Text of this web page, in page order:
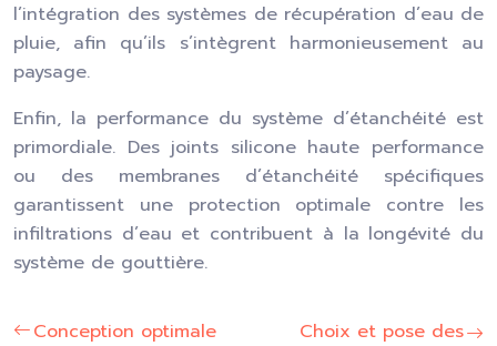
l’intégration des systèmes de récupération d’eau de
pluie, afin qu’ils s’intègrent harmonieusement au
paysage.
Enfin, la performance du système d’étanchéité est
primordiale. Des joints silicone haute performance
ou des membranes d’étanchéité spécifiques
garantissent une protection optimale contre les
infiltrations d’eau et contribuent à la longévité du
système de gouttière.
Conception optimale
Choix et pose des